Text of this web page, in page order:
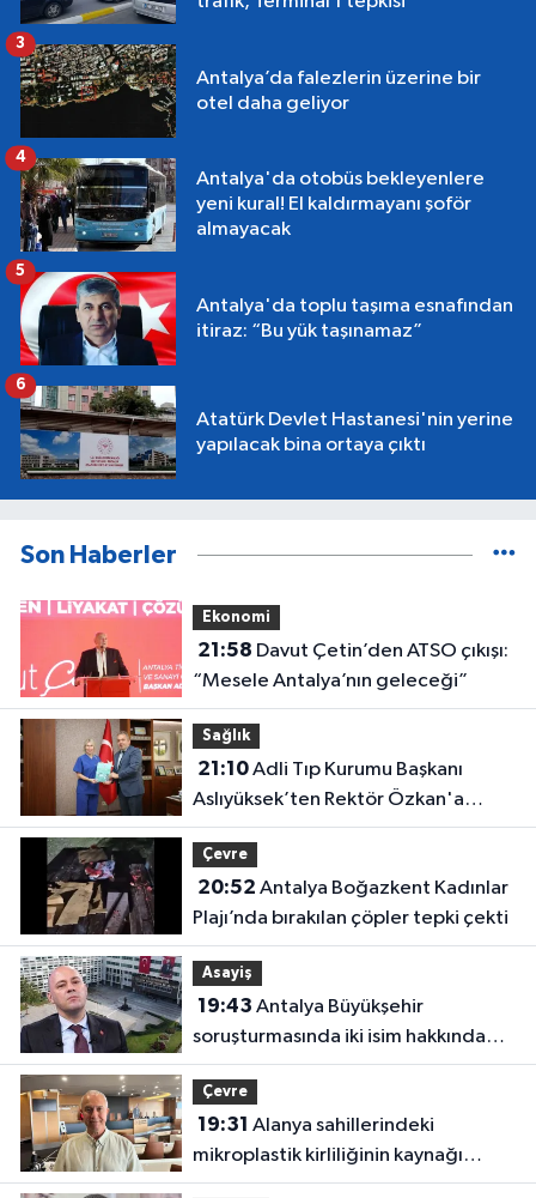
Antalya’da falezlerin üzerine bir
otel daha geliyor
3
Antalya'da otobüs bekleyenlere
yeni kural! El kaldırmayanı şoför
almayacak
4
Antalya'da toplu taşıma esnafından
itiraz: “Bu yük taşınamaz”
5
Atatürk Devlet Hastanesi'nin yerine
yapılacak bina ortaya çıktı
6
Son Haberler
Ekonomi
21:58
“Mesele Antalya’nın geleceği”
Sağlık
21:10Adli Tıp Kurumu Başkanı
Aslıyüksek’ten Rektör Özkan'a
davet
Çevre
20:52
Plajı’nda bırakılan çöpler tepki çekti
Asayiş
19:43
soruşturmasında iki isim hakkında
yeni karar
Çevre
19:31
mikroplastik kirliliğinin kaynağı
açıklandı